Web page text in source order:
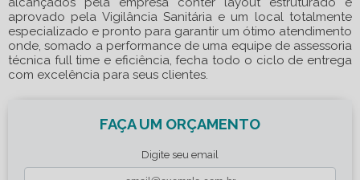
aprovado pela Vigilância Sanitária e um local totalmente
especializado e pronto para garantir um ótimo atendimento
onde, somado a performance de uma equipe de assessoria
técnica full time e eficiência, fecha todo o ciclo de entrega
com excelência para seus clientes.
FAÇA UM ORÇAMENTO
Digite seu email